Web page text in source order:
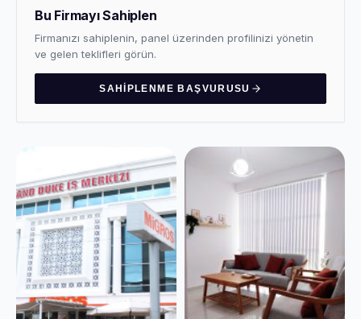
Bu Firmayı Sahiplen
Firmanızı sahiplenin, panel üzerinden profilinizi yönetin
ve gelen teklifleri görün.
SAHIPLENME BAŞVURUSU